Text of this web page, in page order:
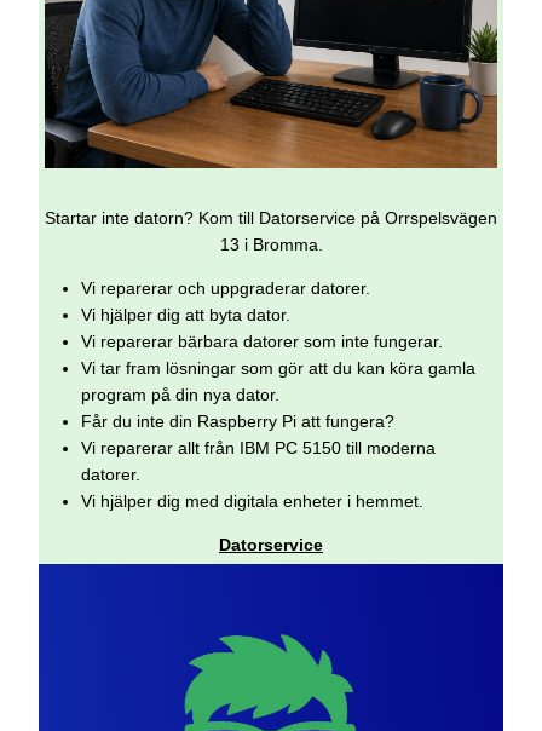
Startar inte datorn? Kom till Datorservice på Orrspelsvägen
13 i Bromma.
Vi reparerar och uppgraderar datorer.
Vi hjälper dig att byta dator.
Vi reparerar bärbara datorer som inte fungerar.
Vi tar fram lösningar som gör att du kan köra gamla
program på din nya dator.
Får du inte din Raspberry Pi att fungera?
Vi reparerar allt från IBM PC 5150 till moderna
datorer.
Vi hjälper dig med digitala enheter i hemmet.
Datorservice